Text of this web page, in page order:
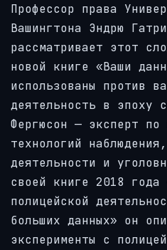
Профессор права
Вашингтона Эндрю
рассматривает этот
новой книге «Ваши
использованы против
деятельность в эпоху
Фергюсон — эксперт по
технологий
деятельности и
своей книге 2018 года
полицейской
больших данных» он
эксперименты с